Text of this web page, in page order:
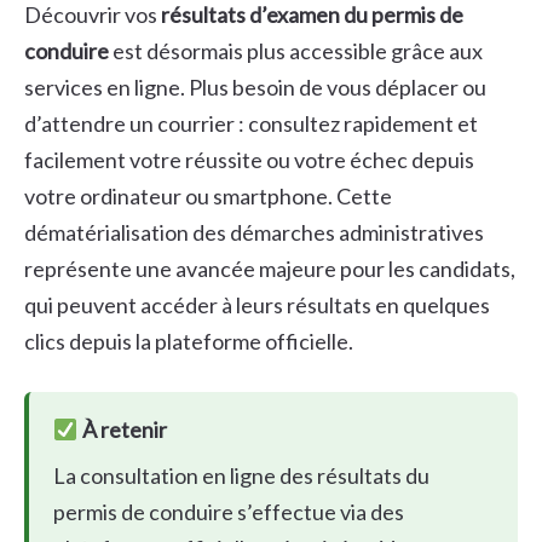
Découvrir vos résultats d’examen du permis de
conduireest désormais plus accessible grâce aux
services en ligne. Plus besoin de vous déplacer ou
d’attendre un courrier : consultez rapidement et
facilement votre réussite ou votre échec depuis
votre ordinateur ou smartphone. Cette
dématérialisation des démarches administratives
représente une avancée majeure pour les candidats,
qui peuvent accéder à leurs résultats en quelques
clics depuis la plateforme officielle.
À retenir
La consultation en ligne des résultats du
permis de conduire s’effectue via des